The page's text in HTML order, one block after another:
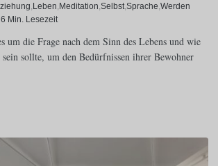
Leben Meditation Selbst Sprache Werden
6 Min. Lesezeit
um die Frage nach dem Sinn des Lebens und wie
sollte, um den Bedürfnissen ihrer Bewohner